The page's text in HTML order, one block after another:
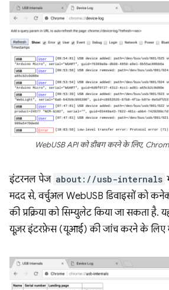
WebUSB API को डीबग करने के लिए,
इंटरनल पेज about://usb-internals
मदद से, वर्चुअल WebUSB डिवाइसों को
की प्रक्रिया को सिम्युलेट किया जा सकता है.
यूज़र इंटरफ़ेस (यूआई) की जांच करने के लिए